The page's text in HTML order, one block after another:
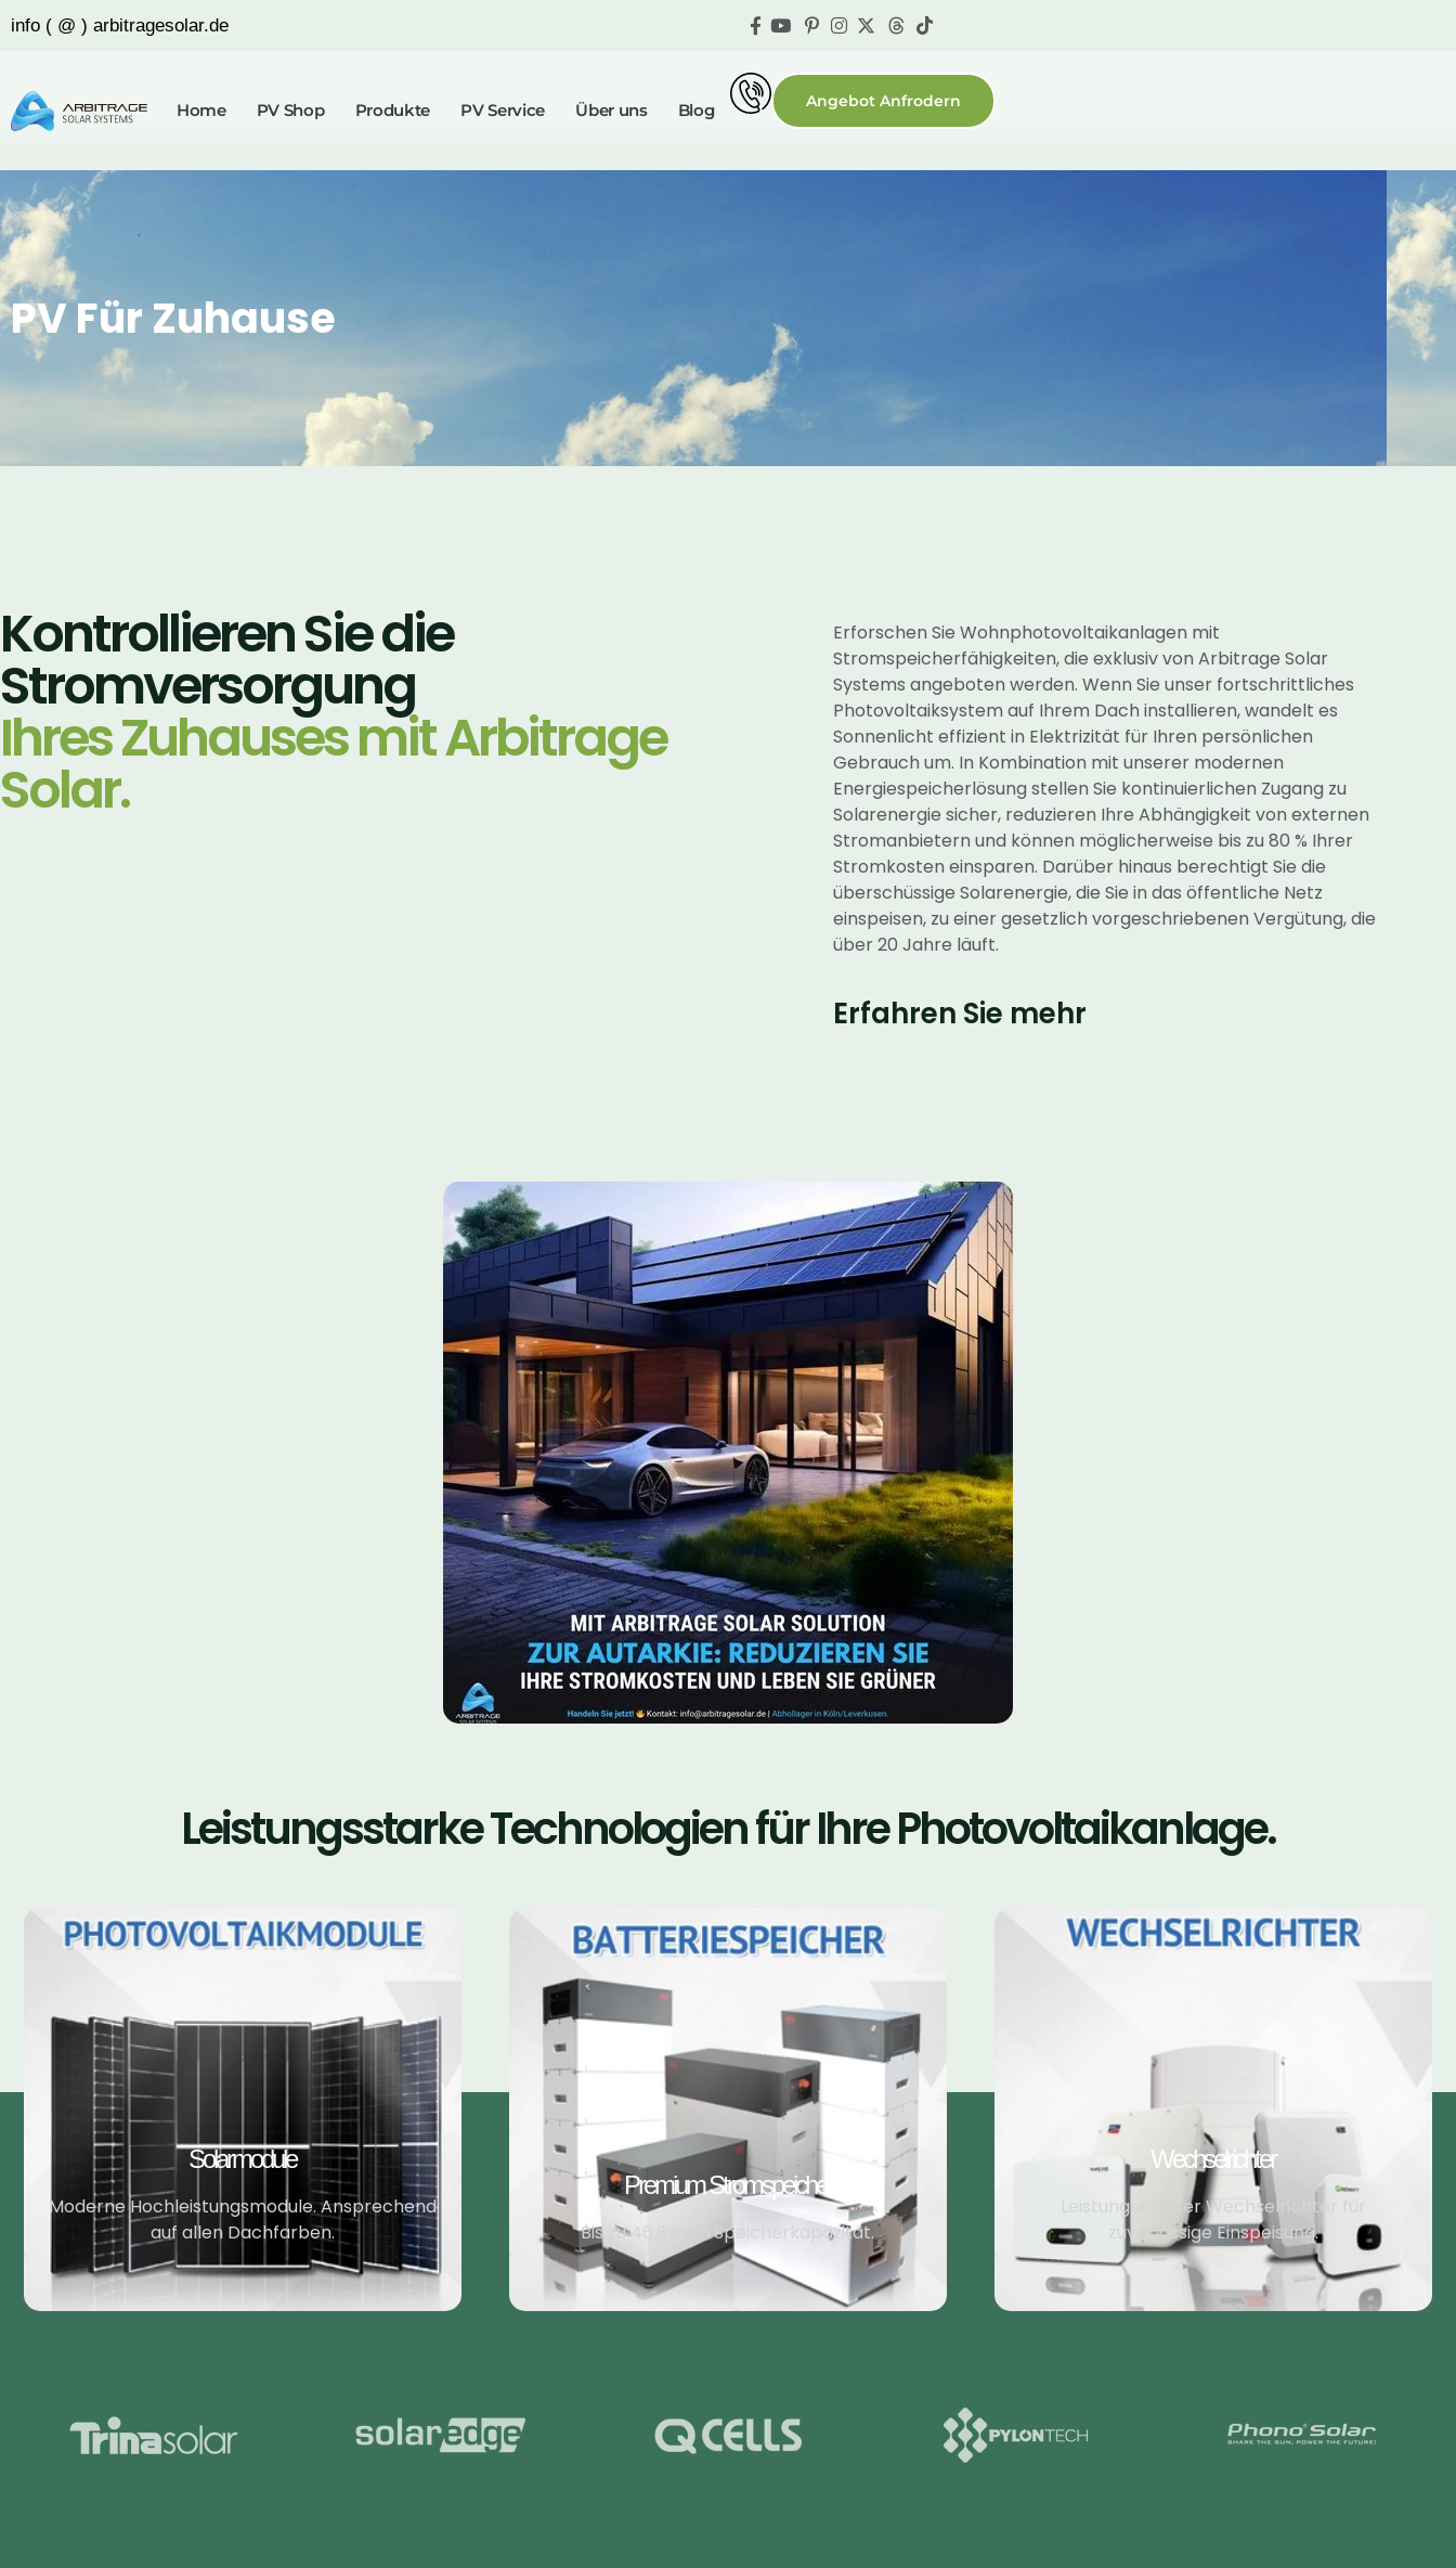
info ( @ ) arbitragesolar.de
Home PV Shop Produkte PV Service Über uns Blog Angebot Anfrodern
PV Für Zuhause
Kontrollieren Sie die
Stromversorgung
Ihres Zuhauses mit Arbitrage
Solar.
Erforschen Sie Wohnphotovoltaikanlagen mit
Stromspeicherfähigkeiten, die exklusiv von Arbitrage Solar
Systems angeboten werden. Wenn Sie unser fortschrittliches
Photovoltaiksystem auf Ihrem Dach installieren, wandelt es
Sonnenlicht effizient in Elektrizität für Ihren persönlichen
Gebrauch um. In Kombination mit unserer modernen
Energiespeicherlösung stellen Sie kontinuierlichen Zugang zu
Solarenergie sicher, reduzieren Ihre Abhängigkeit von externen
Stromanbietern und können möglicherweise bis zu 80 % Ihrer
Stromkosten einsparen. Darüber hinaus berechtigt Sie die
überschüssige Solarenergie, die Sie in das öffentliche Netz
einspeisen, zu einer gesetzlich vorgeschriebenen Vergütung, die
über 20 Jahre läuft.
Erfahren Sie mehr
Leistungsstarke Technologien für Ihre Photovoltaikanlage.
Solarmodule
Moderne Hochleistungsmodule. Ansprechend
auf allen Dachfarben.
Premium Stromspeicher
Bis zu 46,8 kWh Speicherkapazität.
Wechselrichter
Leistungsstarker Wechselrichter für
zuverlässige Einspeisung.